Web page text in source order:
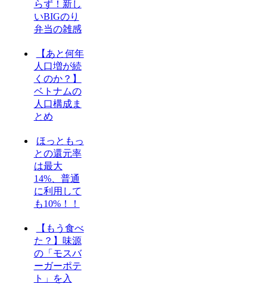
らず！新し
いBIGのり
弁当の雑感
【あと何年
人口増が続
くのか？】
ベトナムの
人口構成ま
とめ
ほっともっ
との還元率
は最大
14%、普通
に利用して
も10%！！
【もう食べ
た？】味源
の「モスバ
ーガーポテ
ト」を入